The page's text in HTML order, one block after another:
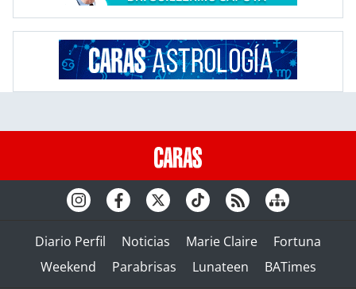
Diario Perfil Noticias Marie Claire
Fortuna
Weekend
Parabrisas Lunateen BATimes